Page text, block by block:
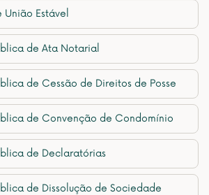
União Estável
de Ata Notarial
de Cessão de Direitos de Posse
de Convenção de Condomínio
de Declaratórias
de Dissolução de Sociedade